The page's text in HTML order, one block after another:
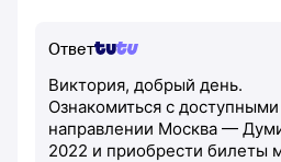
Ответ
Виктория, добрый день.
Ознакомиться с
направлении Москва —
2022 и приобрести билеты